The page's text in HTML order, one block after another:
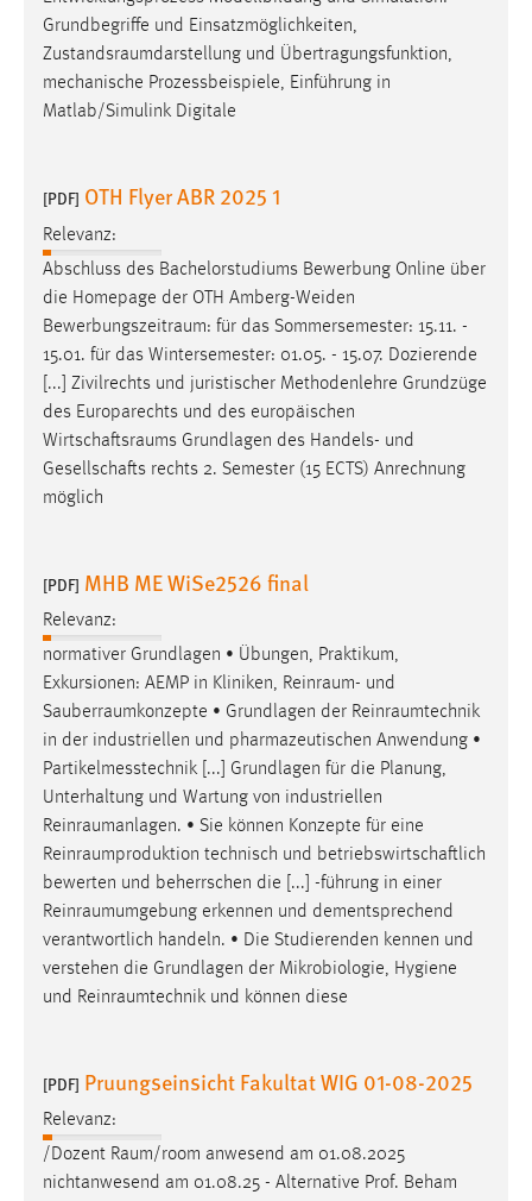
Grundbegriffe und Einsatzmöglichkeiten,
Zustandsraumdarstellung und Übertragungsfunktion,
mechanische Prozessbeispiele, Einführung in
Matlab/Simulink Digitale
[PDF] OTH Flyer ABR 2025 1
Relevanz:
Abschluss des Bachelorstudiums Bewerbung Online über
die Homepage der OTH Amberg-Weiden
Bewerbungszeitraum: für das Sommersemester: 15.11. -
15.01. für das Wintersemester: 01.05. - 15.07. Dozierende
[...] Zivilrechts und juristischer Methodenlehre Grundzüge
des Europarechts und des europäischen
Wirtschaftsraums Grundlagen des Handels- und
Gesellschafts rechts 2. Semester (15 ECTS) Anrechnung
möglich
[PDF] MHB ME WiSe2526 final
Relevanz:
normativer Grundlagen • Übungen, Praktikum,
Exkursionen: AEMP in Kliniken, Reinraum- und
Sauberraumkonzepte • Grundlagen der Reinraumtechnik
in der industriellen und pharmazeutischen Anwendung •
Partikelmesstechnik [...] Grundlagen für die Planung,
Unterhaltung und Wartung von industriellen
Reinraumanlagen. • Sie können Konzepte für eine
Reinraumproduktion technisch und betriebswirtschaftlich
bewerten und beherrschen die [...] -führung in einer
Reinraumumgebung erkennen und dementsprechend
verantwortlich handeln. • Die Studierenden kennen und
verstehen die Grundlagen der Mikrobiologie, Hygiene
und Reinraumtechnik und können diese
[PDF] Pruungseinsicht Fakultat WIG 01-08-2025
Relevanz:
/Dozent Raum/room anwesend am 01.08.2025
nichtanwesend am 01.08.25 - Alternative Prof. Beham
EXTERNE MEDIEN
Um Inhalte von Videoplattformen und Social Media
Plattformen anzeigen zu können, werden von diesen
externen Medien Cookies gesetzt.
Vimeo